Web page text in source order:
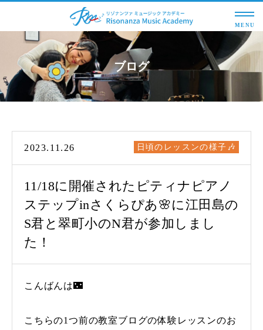
MENU
ブログ
2023.11.26 日頃のレッスンの様子🎶
11/18に開催されたピティナピアノ
ステップinさくらぴあ🌸に江田島の
S君と翠町小のN君が参加しまし
た！
こんばんは🌃
こちらの1つ前の教室ブログの体験レッスンのお